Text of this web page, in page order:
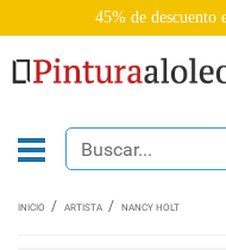
45% de descuento
INICIO ARTISTA NANCY HOLT